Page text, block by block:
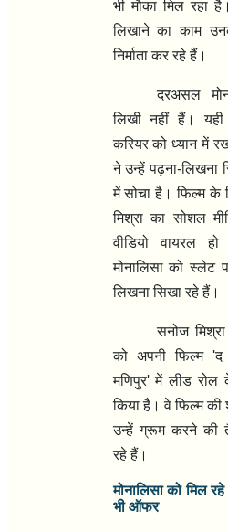
भी मौका मिल रहा
लिखाने का काम
निर्माता कर रहे हैं।
दरअसल
लिखी नहीं हैं।
करियर को ध्यान में
ने उन्हें पढ़ना-लिखना
में सोचा है। फिल्म के
मिश्रा का सोशल
वीडियो वायरल
मोनालिसा को
लिखना सिखा रहे हैं।
सनोज
को अपनी फिल्म
मणिपुर' में लीड रोल
किया है। वे फिल्म
उन्हें ग्रूम करने की
रहे हैं।
मोनालिसा को मिल
भी ऑफर